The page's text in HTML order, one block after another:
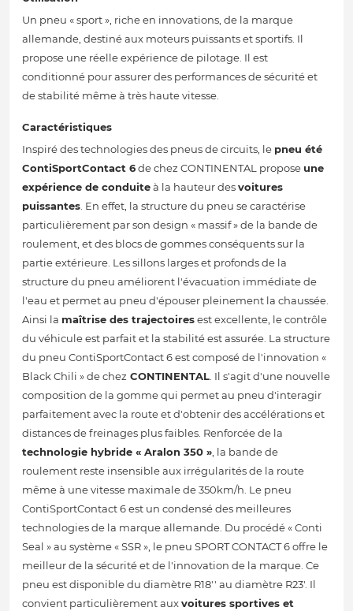
Un pneu « sport », riche en innovations, de la marque
allemande, destiné aux moteurs puissants et sportifs. Il
propose une réelle expérience de pilotage. Il est
conditionné pour assurer des performances de sécurité et
de stabilité même à très haute vitesse.
Caractéristiques
Inspiré des technologies des pneus de circuits, le pneu été
ContiSportContact 6de chez CONTINENTAL propose une
expérience de conduiteà la hauteur desvoitures
puissantes. En effet, la structure du pneu se caractérise
particulièrement par son design « massif » de la bande de
roulement, et des blocs de gommes conséquents sur la
partie extérieure. Les sillons larges et profonds de la
structure du pneu améliorent l'évacuation immédiate de
l'eau et permet au pneu d'épouser pleinement la chaussée.
Ainsi la maîtrise des trajectoiresest excellente, le contrôle
du véhicule est parfait et la stabilité est assurée. La structure
du pneu ContiSportContact 6 est composé de l'innovation «
Black Chili » de chez CONTINENTAL. Il s'agit d'une nouvelle
composition de la gomme qui permet au pneu d'interagir
parfaitement avec la route et d'obtenir des accélérations et
distances de freinages plus faibles. Renforcée de la
technologie hybride « Aralon 350 », la bande de
roulement reste insensible aux irrégularités de la route
même à une vitesse maximale de 350km/h. Le pneu
ContiSportContact 6 est un condensé des meilleures
technologies de la marque allemande. Du procédé « Conti
Seal » au système « SSR », le pneu SPORT CONTACT 6 offre le
meilleur de la sécurité et de l'innovation de la marque. Ce
pneu est disponible du diamètre R18'' au diamètre R23'. Il
convient particulièrement auxvoitures sportives et